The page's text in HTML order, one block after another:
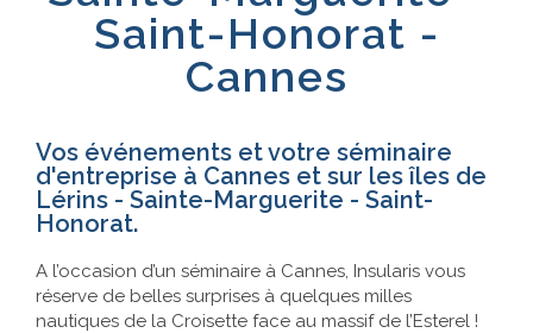
Saint-Honorat -
Cannes
Vos événements et votre séminaire
d'entreprise à Cannes et sur les îles de
Lérins - Sainte-Marguerite - Saint-
Honorat.
A l’occasion d’un séminaire à Cannes, Insularis vous
réserve de belles surprises à quelques milles
nautiques de la Croisette face au massif de l’Esterel !